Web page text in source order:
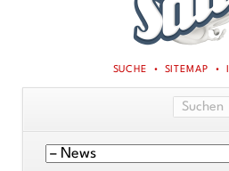
NAVIGATION
SUCHE SITEMAP
Navigation